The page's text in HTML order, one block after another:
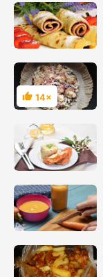
Hodnocení
14×